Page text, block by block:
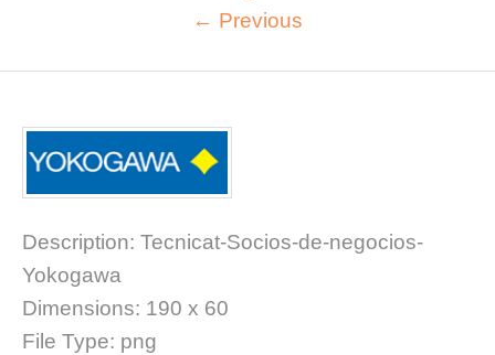
← Previous
Description: Tecnicat-Socios-de-negocios-
Yokogawa
Dimensions: 190 x 60
File Type: png